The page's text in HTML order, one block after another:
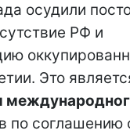
осудили
РФ и
Это
по соглашению